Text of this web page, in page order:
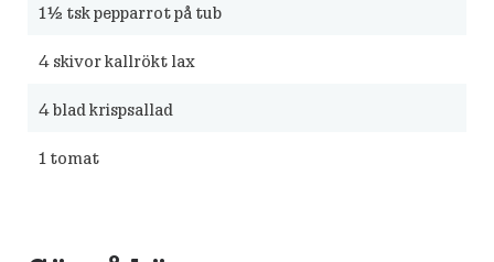
1½ tsk pepparrot på tub
4 skivor kallrökt lax
4blad krispsallad
1 tomat